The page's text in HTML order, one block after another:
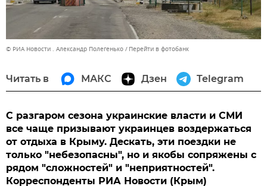
© РИА Новости . Александр Полегенько Перейти в фотобанк
Читать в МАКС Дзен Telegram
С разгаром сезона украинские власти и СМИ
все чаще призывают украинцев воздержаться
от отдыха в Крыму. Дескать, эти поездки не
только "небезопасны", но и якобы сопряжены с
рядом "сложностей" и "неприятностей".
Корреспонденты РИА Новости (Крым)